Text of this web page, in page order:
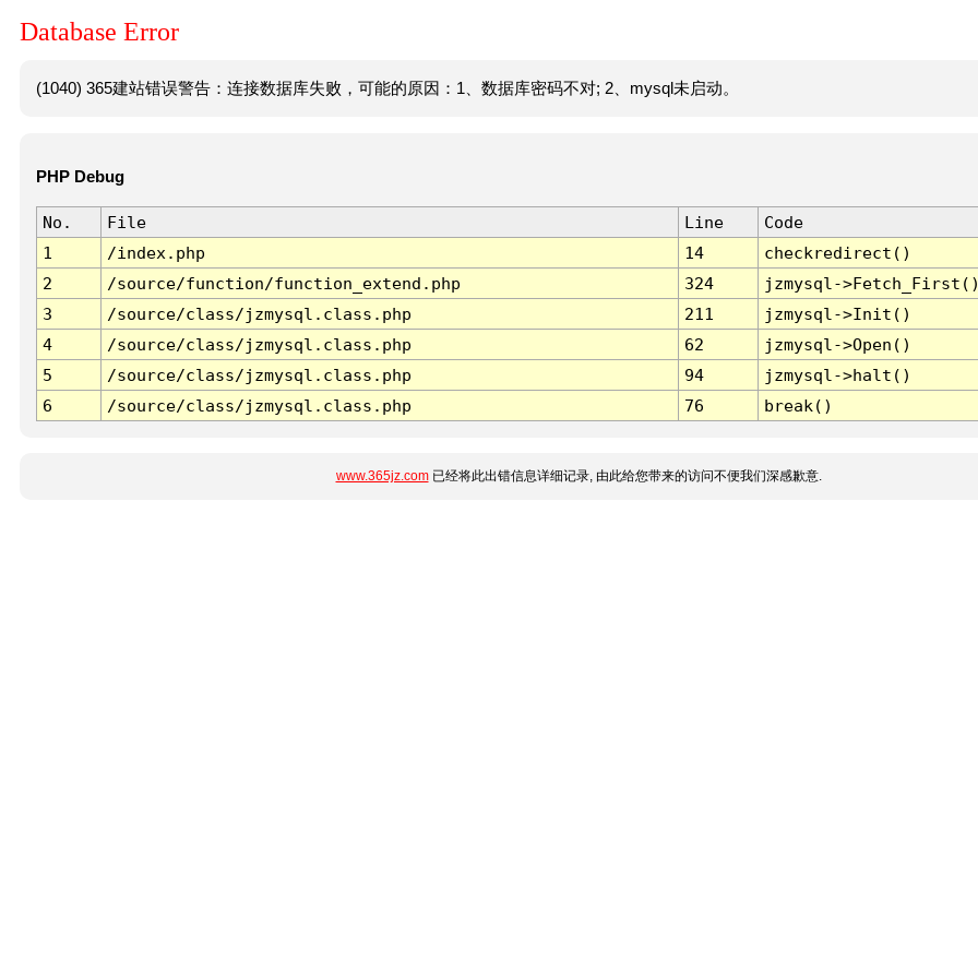
Database Error
(1040) 365建站错误警告：连接数据库失败，可能的原因：1、数据库密码不对; 2、mysql未启动。
PHP Debug
No. File Line
Code
1
/index.php 14
checkredirect()
2
/source/function/function_extend.php 324
jzmysql-
3
/source/class/jzmysql.class.php 211
jzmysql->Init()
4
/source/class/jzmysql.class.php 62
jzmysql->Open()
5
/source/class/jzmysql.class.php 94
jzmysql->halt()
6
/source/class/jzmysql.class.php 76 break()
www.365jz.com已经将此出错信息详细记录, 由此给您带来的访问不便我们深感歉意.